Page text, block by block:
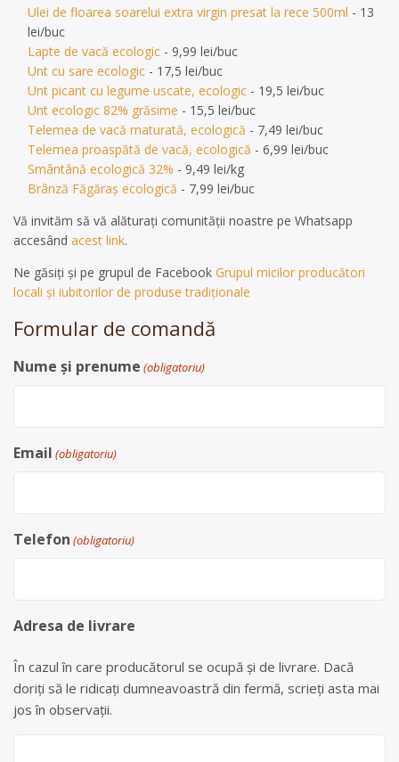
Ulei de floarea soarelui extra virgin presat la rece 500ml - 13
lei/buc
Lapte de vacă ecologic - 9,99 lei/buc
Unt cu sare ecologic - 17,5 lei/buc
Unt picant cu legume uscate, ecologic - 19,5 lei/buc
Unt ecologic 82% grăsime - 15,5 lei/buc
Telemea de vacă maturată, ecologică - 7,49 lei/buc
Telemea proaspătă de vacă, ecologică - 6,99 lei/buc
Smântână ecologică 32% - 9,49 lei/kg
Brânză Făgăraș ecologică - 7,99 lei/buc
Vă invităm să vă alăturați comunității noastre pe Whatsapp
accesând acest link.
Ne găsiți și pe grupul de Facebook Grupul micilor producători
locali și iubitorilor de produse tradiționale
Formular de comandă
Nume și prenume (obligatoriu)
Email (obligatoriu)
Telefon (obligatoriu)
Adresa de livrare
În cazul în care producătorul se ocupă și de livrare. Dacă
doriți să le ridicați dumneavoastră din fermă, scrieți asta mai
jos în observații.